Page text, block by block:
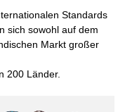
Standards
sich sowohl auf dem
Markt großer
200 Länder.